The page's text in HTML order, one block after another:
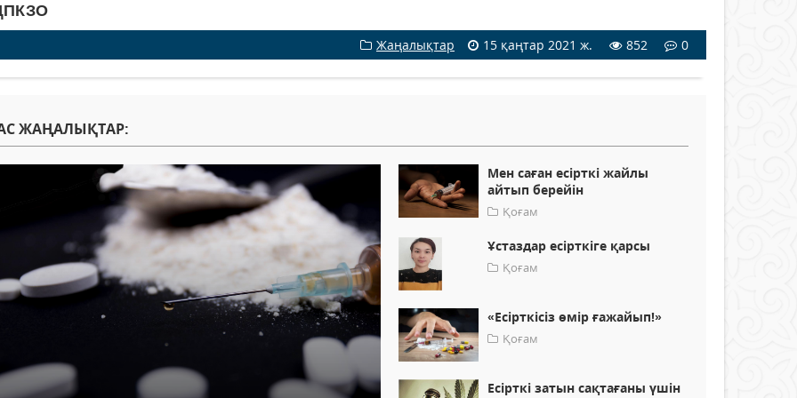
Жаңалықтар 15 қаңтар 2021 ж. 852 0
ЖАҢАЛЫҚТАР:
Мен саған есірткі жайлы
айтып берейін
Қоғам
Ұстаздар есірткіге қарсы
Қоғам
«Есірткісіз өмір ғажайып!»
Қоғам
Есірткі затын сақтағаны үшін